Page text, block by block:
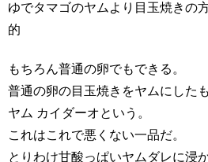
ゆでタマゴのヤムより目玉焼きの
的
もちろん普通の卵でもできる。
普通の卵の目玉焼きをヤムにした
ヤム カイダーオという。
これはこれで悪くない一品だ。
とりわけ甘酸っぱいヤムダレに浸